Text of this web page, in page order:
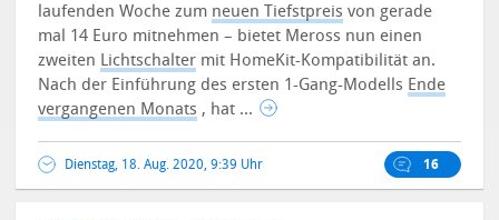
laufenden Woche zum neuen Tiefstpreis von gerade
mal 14 Euro mitnehmen – bietet Meross nun einen
zweiten Lichtschalter mit HomeKit-Kompatibilität an.
Nach der Einführung des ersten 1-Gang-Modells Ende
vergangenen Monats , hat ...
Dienstag, 18. Aug. 2020, 9:39 Uhr 16